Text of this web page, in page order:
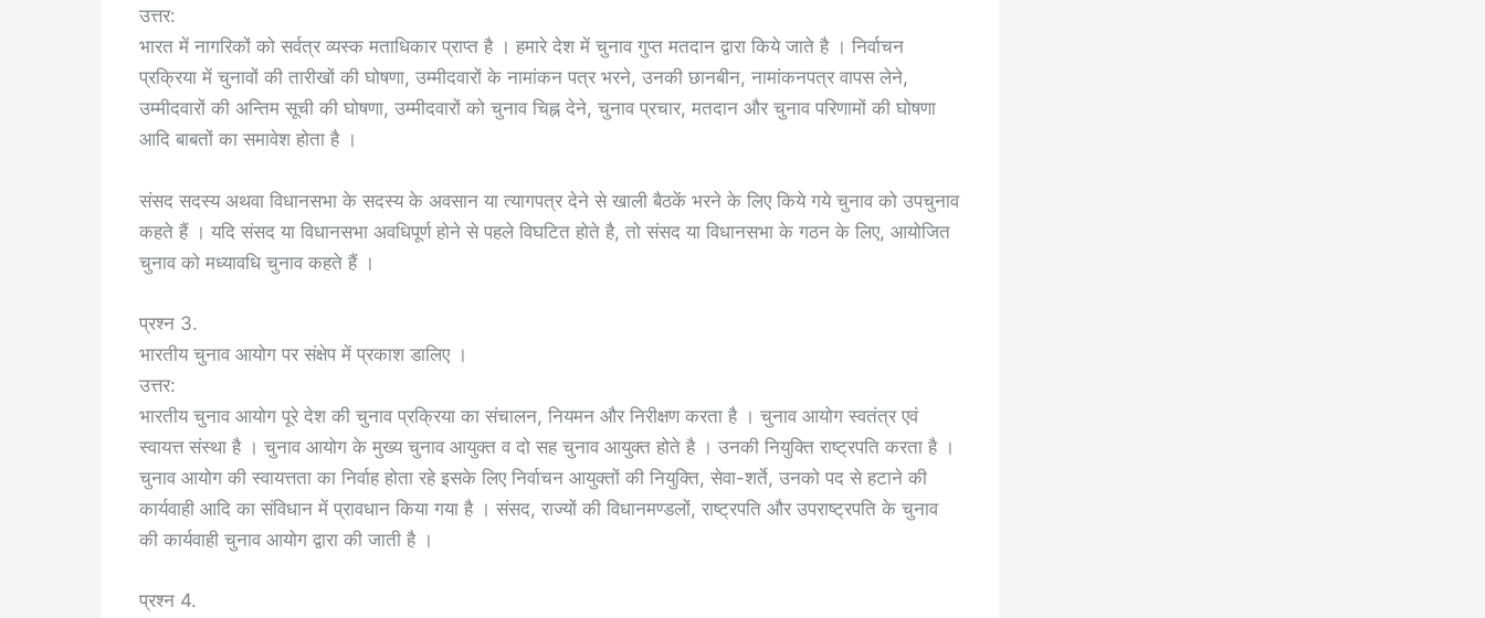
उत्तर:
भारत में नागरिकों को सर्वत्र व्यस्क मताधिकार प्राप्त है । हमारे देश में चुनाव गुप्त मतदान द्वारा किये जाते है । निर्वाचन
प्रक्रिया में चुनावों की तारीखों की घोषणा, उम्मीदवारों के नामांकन पत्र भरने, उनकी छानबीन, नामांकनपत्र वापस लेने,
उम्मीदवारों की अन्तिम सूची की घोषणा, उम्मीदवारों को चुनाव चिह्न देने, चुनाव प्रचार, मतदान और चुनाव परिणामों की घोषणा
आदि बाबतों का समावेश होता है ।
संसद सदस्य अथवा विधानसभा के सदस्य के अवसान या त्यागपत्र देने से खाली बैठकें भरने के लिए किये गये चुनाव को उपचुनाव
कहते हैं । यदि संसद या विधानसभा अवधिपूर्ण होने से पहले विघटित होते है, तो संसद या विधानसभा के गठन के लिए, आयोजित
चुनाव को मध्यावधि चुनाव कहते हैं ।
प्रश्न 3.
भारतीय चुनाव आयोग पर संक्षेप में प्रकाश डालिए ।
उत्तर:
भारतीय चुनाव आयोग पूरे देश की चुनाव प्रक्रिया का संचालन, नियमन और निरीक्षण करता है । चुनाव आयोग स्वतंत्र एवं
स्वायत्त संस्था है । चुनाव आयोग के मुख्य चुनाव आयुक्त व दो सह चुनाव आयुक्त होते है । उनकी नियुक्ति राष्ट्रपति करता है ।
चुनाव आयोग की स्वायत्तता का निर्वाह होता रहे इसके लिए निर्वाचन आयुक्तों की नियुक्ति, सेवा-शर्ते, उनको पद से हटाने की
कार्यवाही आदि का संविधान में प्रावधान किया गया है । संसद, राज्यों की विधानमण्डलों, राष्ट्रपति और उपराष्ट्रपति के चुनाव
की कार्यवाही चुनाव आयोग द्वारा की जाती है ।
प्रश्न 4.